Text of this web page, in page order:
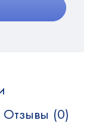
Отзывы (0)